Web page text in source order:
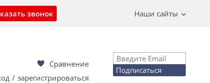
звонок Наши сайты
Сравнение
/ зарегистрироваться
Подписаться